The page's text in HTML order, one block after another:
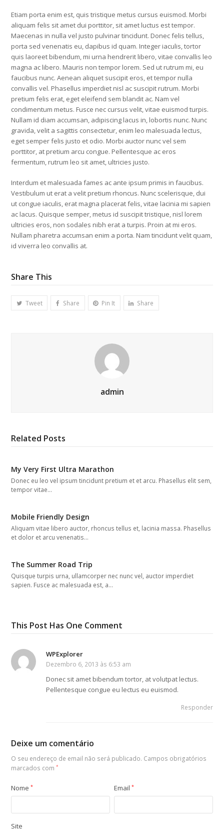
Etiam porta enim est, quis tristique metus cursus euismod. Morbi
aliquam felis sit amet dui porttitor, sit amet luctus est tempor.
Maecenas in nulla vel justo pulvinar tincidunt. Donec felis tellus,
porta sed venenatis eu, dapibus id quam. Integer iaculis, tortor
quis laoreet bibendum, mi urna hendrerit libero, vitae convallis leo
magna ac libero. Mauris non tempor lorem. Sed ut rutrum mi, eu
faucibus nunc. Aenean aliquet suscipit eros, et tempor nulla
convallis vel. Phasellus imperdiet nisl ac suscipit rutrum. Morbi
pretium felis erat, eget eleifend sem blandit ac. Nam vel
condimentum metus. Fusce nec cursus velit, vitae euismod turpis.
Nullam id diam accumsan, adipiscing lacus in, lobortis nunc. Nunc
gravida, velit a sagittis consectetur, enim leo malesuada lectus,
eget semper felis justo et odio. Morbi auctor nunc vel sem
porttitor, at pretium arcu congue. Pellentesque ac eros
fermentum, rutrum leo sit amet, ultricies justo.
Interdum et malesuada fames ac ante ipsum primis in faucibus.
Vestibulum ut erat a velit pretium rhoncus. Nunc scelerisque, dui
ut congue iaculis, erat magna placerat felis, vitae lacinia mi sapien
ac lacus. Quisque semper, metus id suscipit tristique, nisl lorem
ultricies eros, non sodales nibh erat a turpis. Proin at mi eros.
Nullam pharetra accumsan enim a porta. Nam tincidunt velit quam,
id viverra leo convallis at.
Share This
Tweet Share Pin It Share
admin
Related Posts
My Very First Ultra Marathon
Donec eu leo vel ipsum tincidunt pretium et et arcu. Phasellus elit sem,
tempor vitae…
Mobile Friendly Design
Aliquam vitae libero auctor, rhoncus tellus et, lacinia massa. Phasellus
et dolor et arcu venenatis…
The Summer Road Trip
Quisque turpis urna, ullamcorper nec nunc vel, auctor imperdiet
sapien. Fusce ac malesuada est, a…
This Post Has One Comment
WPExplorer
Dezembro 6, 2013 às 6:53 am
Donec sit amet bibendum tortor, at volutpat lectus.
Pellentesque congue eu lectus eu euismod.
Responder
Deixe um comentário
O seu endereço de email não será publicado. Campos obrigatórios
marcados com*
Nome* Email*
Site